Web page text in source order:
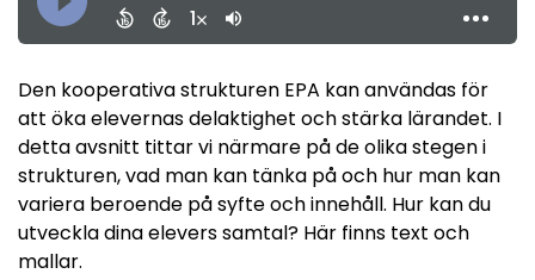
Den kooperativa strukturen EPA kan användas för
att öka elevernas delaktighet och stärka lärandet. I
detta avsnitt tittar vi närmare på de olika stegen i
strukturen, vad man kan tänka på och hur man kan
variera beroende på syfte och innehåll. Hur kan du
utveckla dina elevers samtal? Här finns text och
mallar.